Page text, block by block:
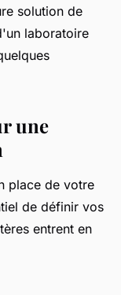
solution de
laboratoire
une
place de votre
de définir vos
entrent en